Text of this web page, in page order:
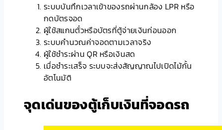
ระบบบันทึกเวลาเข้าของรถผ่านกล้อง LPR หรือ
กดบัตรจอด
ผู้ใช้สแกนตั๋วหรือบัตรที่ตู้จ่ายเงินก่อนออก
ระบบคำนวณค่าจอดตามเวลาจริง
ผู้ใช้ชำระผ่าน QR หรือเงินสด
เมื่อชำระเสร็จ ระบบจะส่งสัญญาณไปเปิดไม้กั้น
อัตโนมัติ
จุดเด่นของตู้เก็บเงินที่จอดรถ